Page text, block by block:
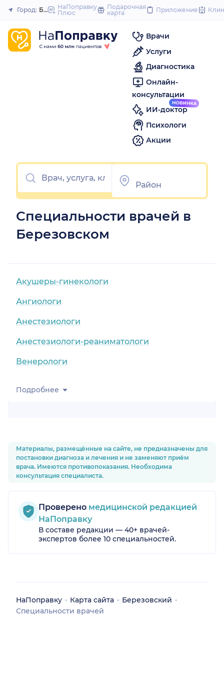
to
Закрыть
Город: Березовский
НаПоправку
Плюс
Подарочная
карта
Приложение
Врачи
Услуги
Диагностика
Онлайн-
консультации
ИИ-доктор
Психологи
Акции
Специальности врачей в
Березовском
Акушеры-гинекологи
Ангиологи
Анестезиологи
Анестезиологи-реаниматологи
Венерологи
Подробнее
Материалы, размещённые на сайте, не предназначены для
постановки диагноза и лечения и не заменяют приём
врача. Имеются противопоказания. Необходима
консультация специалиста.
Проверено медицинской редакцией
НаПоправку
В составе редакции — 40+ врачей-
экспертов более 10 специальностей.
НаПоправку Карта сайта
Березовский
Специальности врачей